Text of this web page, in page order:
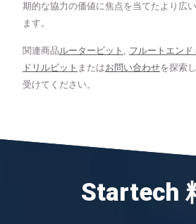
期的な協力の価値に焦点を当てたより広
ます。
関連商品ルータービット , フルートエンド
ドリルビット またはお問い合わせを探索
受けてください。
Startech